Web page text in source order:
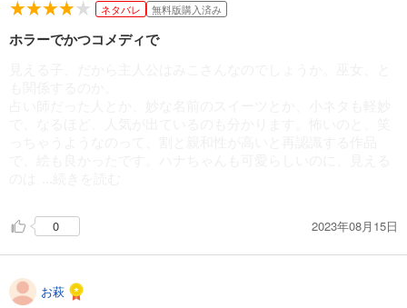
ネタバレ 無料版購入済み
ホラーでかつコメディで
0 2023年08月15日
お萩